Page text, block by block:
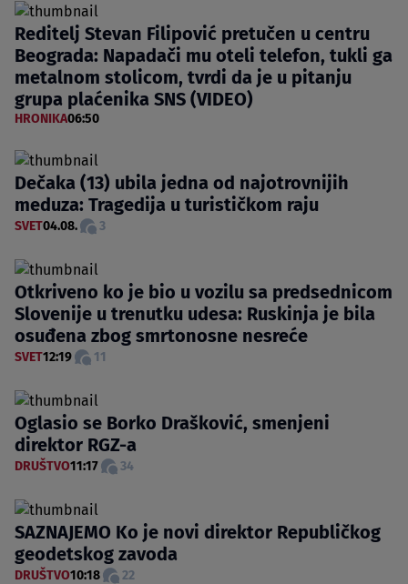
Reditelj Stevan Filipović pretučen u centru
Beograda: Napadači mu oteli telefon, tukli ga
metalnom stolicom, tvrdi da je u pitanju
grupa plaćenika SNS (VIDEO)
HRONIKA06:50
Dečaka (13) ubila jedna od najotrovnijih
meduza: Tragedija u turističkom raju
SVET04.08. 3
Otkriveno ko je bio u vozilu sa predsednicom
Slovenije u trenutku udesa: Ruskinja je bila
osuđena zbog smrtonosne nesreće
SVET12:19 11
Oglasio se Borko Drašković, smenjeni
direktor RGZ-a
DRUŠTVO11:17 34
SAZNAJEMO Ko je novi direktor Republičkog
geodetskog zavoda
DRUŠTVO10:18 22